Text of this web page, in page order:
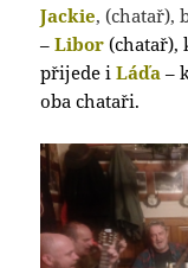
Jackie, (chatař),
– Libor(chatař),
přijede iLáďa –
oba chataři.